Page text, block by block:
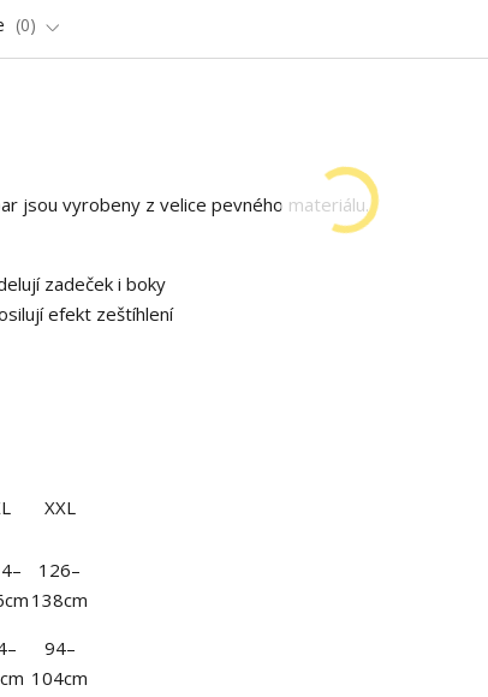
0
jsou vyrobeny z velice pevného materiálu.
zadeček i boky
efekt zeštíhlení
XXL
126–
138cm
94–
104cm